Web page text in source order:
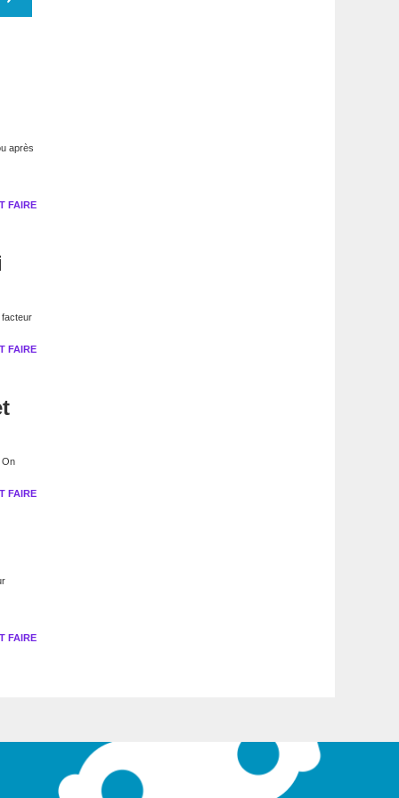
après
FAIRE
facteur
FAIRE
On
FAIRE
FAIRE